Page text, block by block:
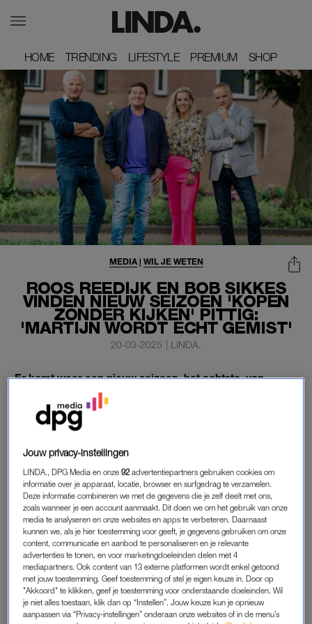
HOME
HOME TRENDING
TRENDING LIFESTYLE
LIFESTYLE PREMIUM
PREMIUM SHOP
SHOP
ROOS REEDIJK EN BOB SIKKES
VINDEN NIEUW SEIZOEN 'KOPEN
ZONDER KIJKEN' PITTIG:
'MARTIJN WORDT ECHT GEMIST'
MEDIA| WIL JE WETEN
20-03-2025 | LINDA.
Er komt weer een nieuw seizoen, het achtste, van
‘Kopen zonder Kijken’ aan. Volgens interieurstyliste
Roos Reedijk en bouwkundige Bob Sikkes is het “een
goed gelukt seizoen”.
Maar het is ook een seizoen dat anders loopt dan gedacht:
presentator Martijn Krabbéis ernstig ziek en kan dus niet op
volle kracht meewerken.
NIEUW SEIZOEN ‘KOPEN ZONDER
KIJKEN’
Het is mogelijk het laatste seizoen vanKopen Zonder Kijken
dat door hem wordt gepresenteerd. “Er komen nogal wat
emoties bij kijken”, aldus Sikkes. “We zijn natuurlijk met z’n
vieren dit programma begonnen en we maken het ook met z’n
Jouw privacy-instellingen
LINDA., DPG Media en onze92 advertentiepartners gebruiken cookies om
informatie over je apparaat, locatie, browser en surfgedrag te verzamelen.
Deze informatie combineren we met de gegevens die je zelf deelt met ons,
zoals wanneer je een account aanmaakt. Dit doen we om het gebruik van onze
media te analyseren en onze websites en apps te verbeteren. Daarnaast
kunnen we, als je hier toestemming voor geeft, je gegevens gebruiken om onze
content, communicatie en aanbod te personaliseren en je relevante
advertenties te tonen, en voor marketingdoeleinden delen met 4
mediapartners. Ook content van 13 externe platformen wordt enkel getoond
met jouw toestemming. Geef toestemming of stel je eigen keuze in. Door op
"Akkoord" te klikken, geef je toestemming voor onderstaande doeleinden. Wil
je niet alles toestaan, klik dan op “Instellen”. Jouw keuze kun je opnieuw
aanpassen via “Privacy-instellingen” onderaan onze websites of in de menu’s